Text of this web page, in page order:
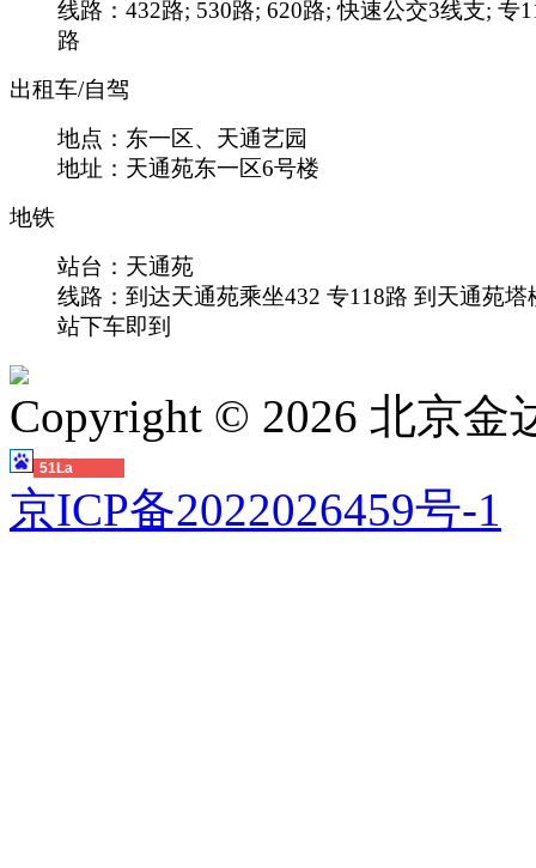
线路：432路; 530路; 620路; 快速公交3线支; 专
路
出租车/自驾
地点：东一区、天通艺园
地址：天通苑东一区6号楼
地铁
站台：天通苑
线路：到达天通苑乘坐432 专118路 到天通苑塔
站下车即到
Copyright © 2026 北京金
51La
京ICP备2022026459号-1